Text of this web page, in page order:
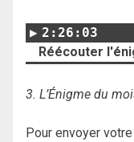
2:26:03
Réécouter
3. L’Énigme du
Pour envoyer